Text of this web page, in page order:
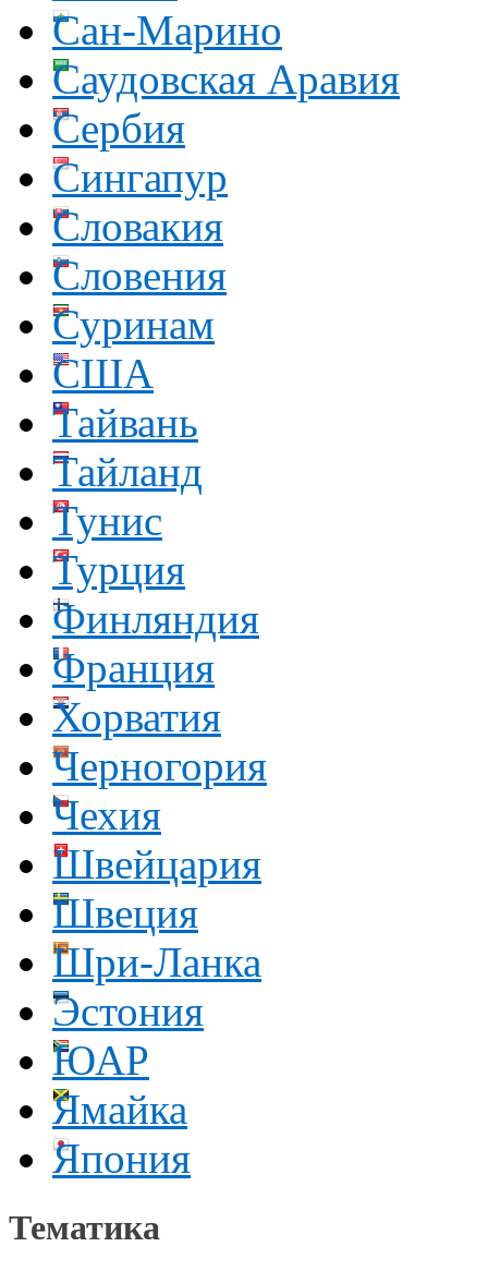
Сан-Марино
Саудовская Аравия
Сербия
Сингапур
Словакия
Словения
Суринам
США
Тайвань
Тайланд
Тунис
Турция
Финляндия
Франция
Хорватия
Черногория
Чехия
Швейцария
Швеция
Шри-Ланка
Эстония
ЮАР
Ямайка
Япония
Тематика